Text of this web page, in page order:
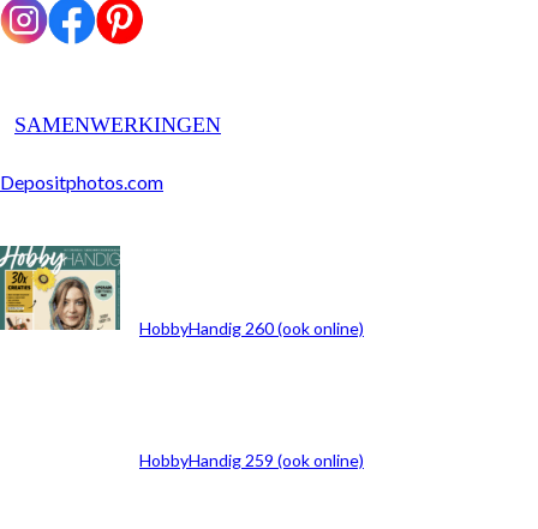
SAMENWERKINGEN
Depositphotos.com
ARCHIEF
HobbyHandig 260 (ook online)
HobbyHandig 259 (ook online)